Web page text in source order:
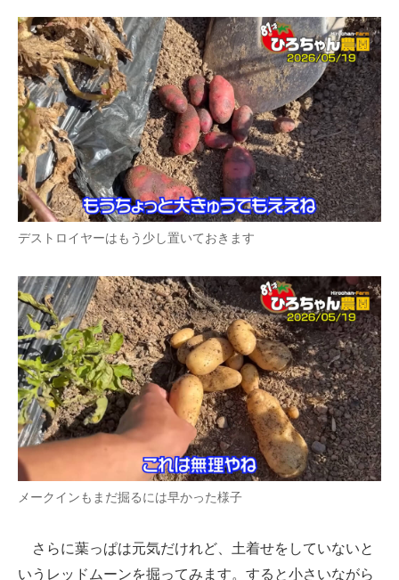
デストロイヤーはもう少し置いておきます
メークインもまだ掘るには早かった様子
さらに葉っぱは元気だけれど、土着せをしていないと
いうレッドムーンを掘ってみます。すると小さいながら